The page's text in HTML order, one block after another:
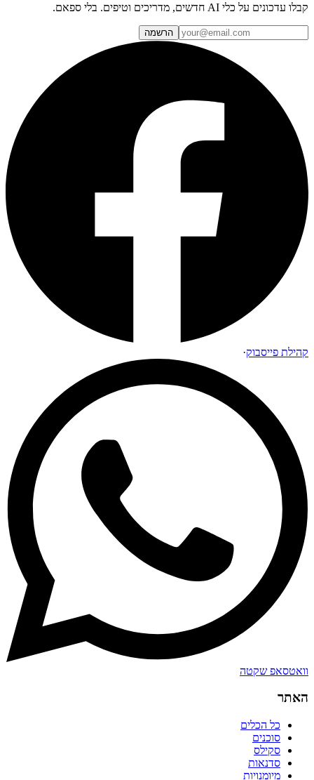
קבלו עדכונים על כלי AI חדשים, מדריכים וטיפים. בלי ספאם.
הרשמה
קהילת פייסבוק·
וואטסאפ שקטה
האתר
כל הכלים
סוכנים
סקילס
סדנאות
מיומנויות